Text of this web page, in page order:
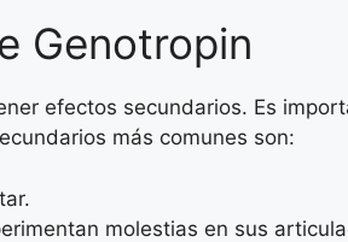
Genotropin
efectos secundarios. Es
más comunes son:
molestias en sus